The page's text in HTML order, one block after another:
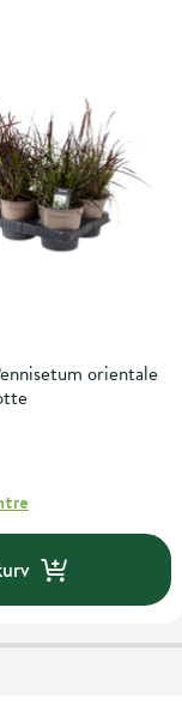
orientale